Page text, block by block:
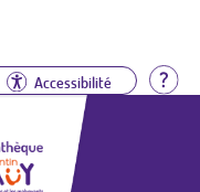
Accessibilité